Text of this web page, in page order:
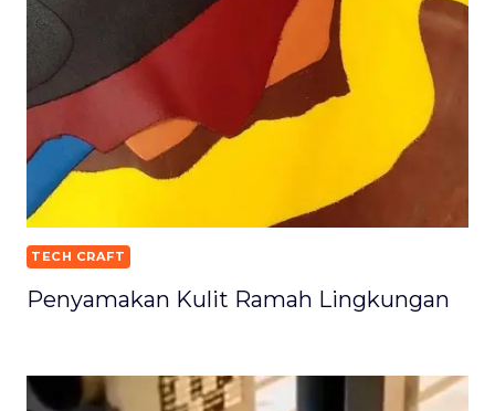
TECH CRAFT
Penyamakan Kulit Ramah Lingkungan